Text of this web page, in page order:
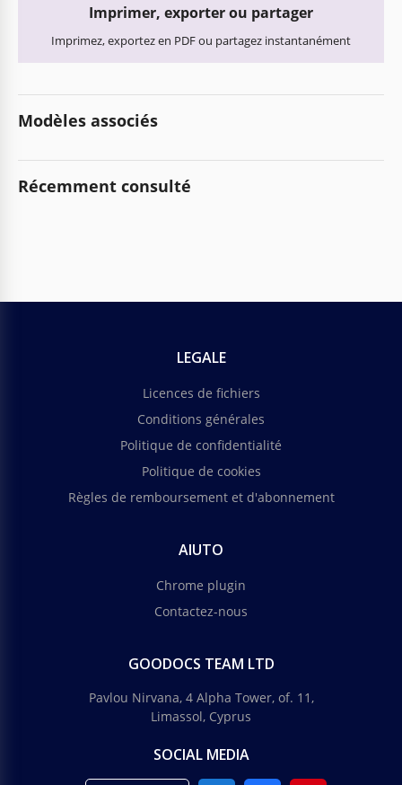
Imprimer, exporter ou partager
Imprimez, exportez en PDF ou partagez instantanément
Modèles associés
Récemment consulté
LEGALE
Licences de fichiers
Conditions générales
Politique de confidentialité
Politique de cookies
Règles de remboursement et d'abonnement
AIUTO
Chrome plugin
Contactez-nous
GOODOCS TEAM LTD
Pavlou Nirvana, 4 Alpha Tower, of. 11,
Limassol, Cyprus
SOCIAL MEDIA